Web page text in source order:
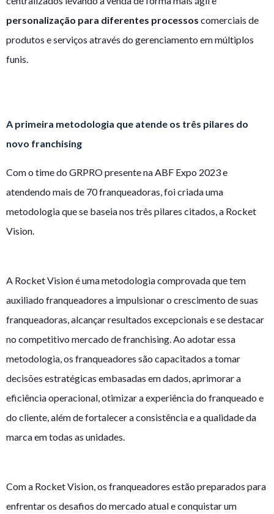
personalização para diferentes processos comerciais de
produtos e serviços através do gerenciamento em múltiplos
funis.
A primeira metodologia que atende os três pilares do
novo franchising
Com o time do GRPRO presente na ABF Expo 2023 e
atendendo mais de 70 franqueadoras, foi criada uma
metodologia que se baseia nos três pilares citados, a Rocket
Vision.
A Rocket Vision é uma metodologia comprovada que tem
auxiliado franqueadores a impulsionar o crescimento de suas
franqueadoras, alcançar resultados excepcionais e se destacar
no competitivo mercado de franchising. Ao adotar essa
metodologia, os franqueadores são capacitados a tomar
decisões estratégicas embasadas em dados, aprimorar a
eficiência operacional, otimizar a experiência do franqueado e
do cliente, além de fortalecer a consistência e a qualidade da
marca em todas as unidades.
Com a Rocket Vision, os franqueadores estão preparados para
enfrentar os desafios do mercado atual e conquistar um